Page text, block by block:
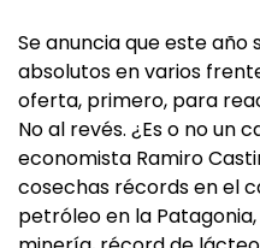
Se anuncia que este
absolutos en varios
oferta, primero, para
No al revés. ¿Es o no un
economista Ramiro
cosechas récords en el
petróleo en la